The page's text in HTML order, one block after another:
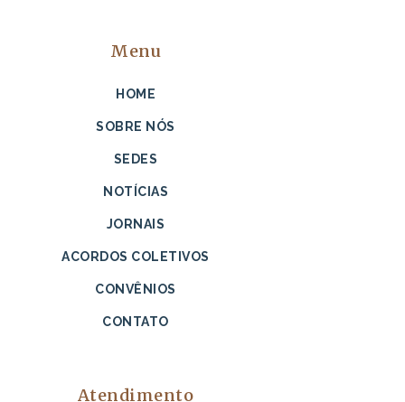
Menu
HOME
SOBRE NÓS
SEDES
NOTÍCIAS
JORNAIS
ACORDOS COLETIVOS
CONVÊNIOS
CONTATO
Atendimento